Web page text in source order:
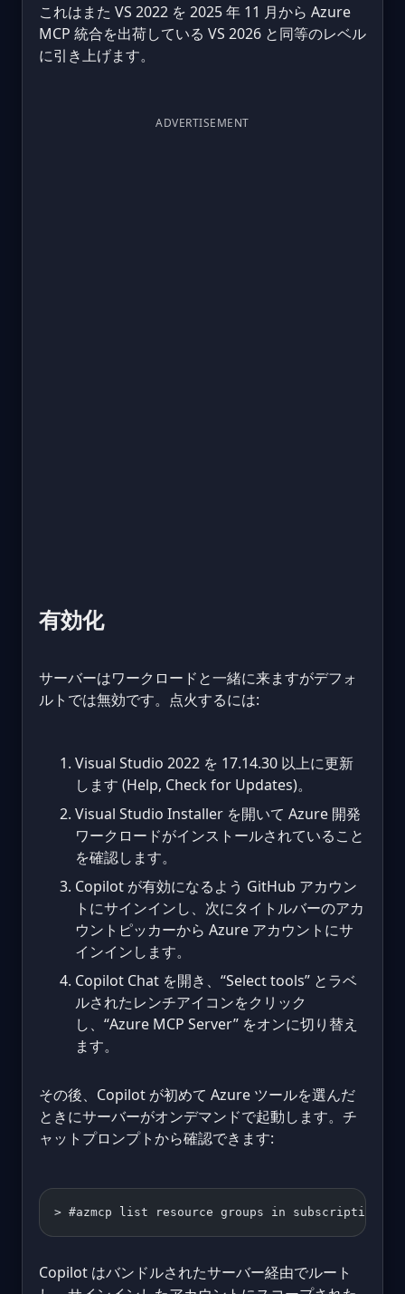
これはまた VS 2022 を 2025 年 11 月から Azure
MCP 統合を出荷している VS 2026 と同等のレベル
に引き上げます。
ADVERTISEMENT
有効化
サーバーはワークロードと一緒に来ますがデフォ
ルトでは無効です。点火するには:
Visual Studio 2022 を 17.14.30 以上に更新
します (Help, Check for Updates)。
Visual Studio Installer を開いて Azure 開発
ワークロードがインストールされていること
を確認します。
Copilot が有効になるよう GitHub アカウン
トにサインインし、次にタイトルバーのアカ
ウントピッカーから Azure アカウントにサ
インインします。
Copilot Chat を開き、“Select tools” とラベ
ルされたレンチアイコンをクリック
し、“Azure MCP Server” をオンに切り替え
ます。
その後、Copilot が初めて Azure ツールを選んだ
ときにサーバーがオンデマンドで起動します。チ
ャットプロンプトから確認できます:
> #azmcp list resource groups in subscription
Copilot はバンドルされたサーバー経由でルート